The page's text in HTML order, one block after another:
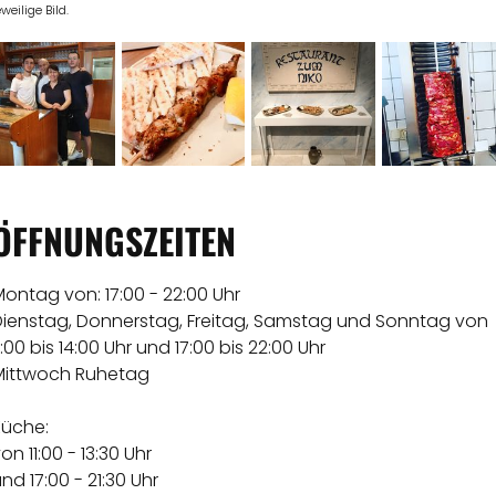
Bild.
von: 17:00 - 22:00 Uhr
Donnerstag, Freitag, Samstag und Sonntag von
bis 14:00 Uhr und 17:00 bis 22:00 Uhr
Ruhetag
11:00 - 13:30 Uhr
17:00 - 21:30 Uhr